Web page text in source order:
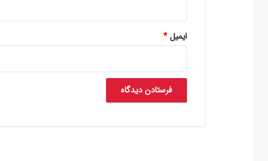
ایمیل*